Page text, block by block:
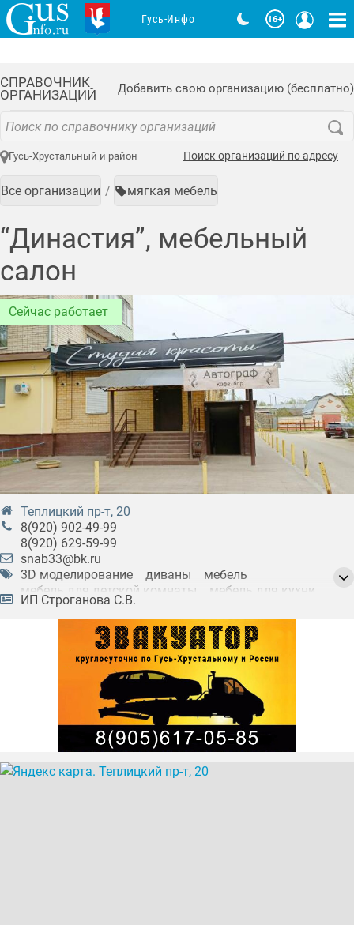
СПРАВОЧНИК
ОРГАНИЗАЦИЙ
Добавить свою организацию (бесплатно)
Гусь-Хрустальный и район Поиск организаций по адресу
Все организации мягкая мебель
“Династия”, мебельный
салон
Сейчас работает
Теплицкий пр-т, 20
8(920) 902-49-99
8(920) 629-59-99
snab33@bk.ru
3D моделирование
диваны
мебель
мебель для детской комнаты
мебель для кухни
мебель для прихожей
мягкая мебель
офисная мебель шкафы
ИП Строганова С.В.
Гусь-Инфо